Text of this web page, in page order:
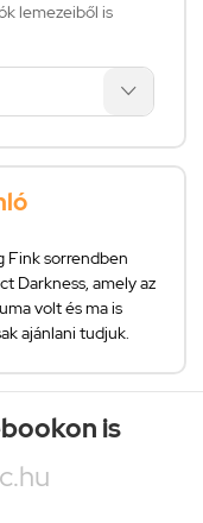
lemezeiből is
Fink sorrendben
Darkness, amely az
volt és ma is
ajánlani tudjuk.
is